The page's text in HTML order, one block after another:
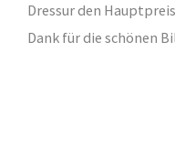
Dressur den
Dank für die schönen